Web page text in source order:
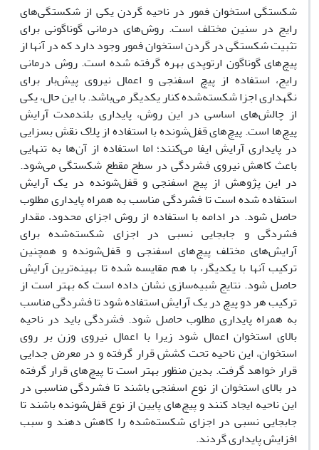
شکستگی استخوان فمور در ناحیه گردن یکی از شکستگی‌های
رایج در سنین مختلف است. روش‌های درمانی گوناگونی برای
تثبیت شکستگی در گردن استخوان فمور وجود دارد که در آنها از
پیچ‌های گوناگون ارتوپدی بهره گرفته شده است. روش درمانی
رایج، استفاده از پیچ اسفنجی و اعمال نیروی پیش‌بار برای
نگهداری اجزا شکسته‌شده کنار یکدیگر می‌‌باشد. با این حال، یکی
از چالش‌های اساسی در این روش، پایداری بلند‌مدت آرایش
پیچ‌ها است. پیچ‌های قفل‌شونده با استفاده از پلاک نقش بسزایی
در پایداری آرایش ایفا می‌کنند؛ اما استفاده از آن‌ها به تنهایی
باعث کاهش نیروی فشردگی در سطح مقطع شکستگی می‌شود.
در این پژوهش از پیچ‌ اسفنجی و قفل‌شونده در یک آرایش
استفاده شده است تا فشردگی مناسب به همراه پایداری مطلوب
حاصل شود. در ادامه با استفاده از روش اجزای محدود، مقدار
فشردگی و جابجایی نسبی در اجزای شکسته‌شده برای
آرایش‌های مختلف پیچ‌های اسفنجی و قفل‌شونده و همچنین
ترکیب آنها با یکدیگر، با هم مقایسه شده تا بهینه‌ترین آرایش
حاصل شود. نتایج شبیه‌سازی نشان داده است که بهتر است از
ترکیب هر دو پیچ در یک آرایش استفاده شود تا فشردگی مناسب
به همراه پایداری مطلوب حاصل شود. فشردگی باید در ناحیه
بالای استخوان اعمال شود زیرا با اعمال نیروی وزن بر روی
استخوان، این ناحیه تحت کشش قرار گرفته و در معرض جدایی
قرار خواهد گرفت. بدین منظور بهتر است تا پیچ‌های قرار گرفته
در بالای استخوان از نوع اسفنجی باشند تا فشردگی مناسبی در
این ناحیه ایجاد کنند و پیچ‌های پایین از نوع قفل‌شونده باشند تا
جابجایی نسبی در اجزای شکسته‌شده را کاهش دهند و سبب
افزایش پایداری گردند.